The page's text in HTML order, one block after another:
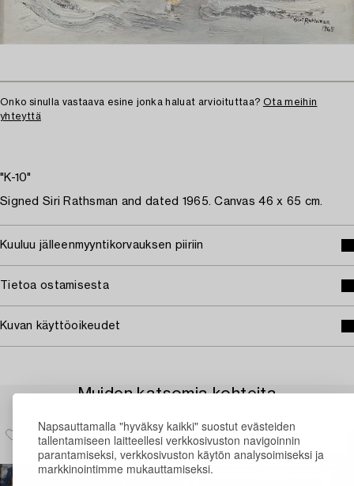
Napsauttamalla "hyväksy kaikki" suostut evästeiden
tallentamiseen laitteellesi verkkosivuston navigoinnin
parantamiseksi, verkkosivuston käytön analysoimiseksi ja
markkinointimme mukauttamiseksi.
Onko sinulla vastaava esine jonka haluat arvioituttaa? Ota meihin
yhteyttä
"K-10"
Signed Siri Rathsman and dated 1965. Canvas 46 x 65 cm.
Kuuluu jälleenmyyntikorvauksen piiriin
Tietoa ostamisesta
Kuvan käyttöoikeudet
Muiden katsomia kohteita